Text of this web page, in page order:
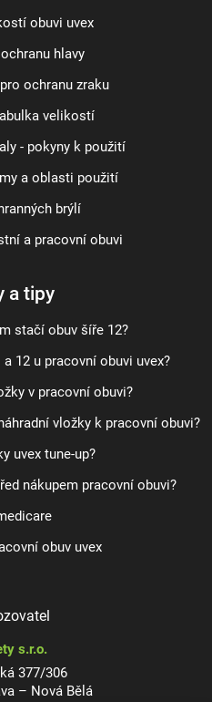
obuvi uvex
hlavy
ochranu zraku
velikostí
- pokyny k použití
a oblasti použití
brýlí
a pracovní obuvi
a tipy
stačí obuv šíře 12?
12 u pracovní obuvi uvex?
v pracovní obuvi?
vložky k pracovní obuvi?
uvex tune-up?
nákupem pracovní obuvi?
obuv uvex
s.r.o.
377/306
– Nová Bělá